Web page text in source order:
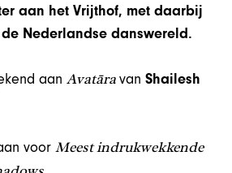
aan het Vrijthof, met daarbij
Nederlandse danswereld.
aanAvatāravanShailesh
voorMeest indrukwekkende